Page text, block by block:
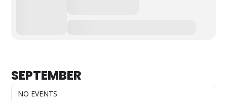
SEPTEMBER
NO EVENTS